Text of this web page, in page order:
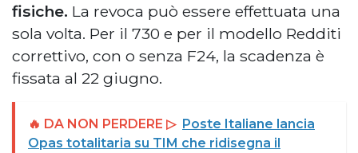
fisiche. La revoca può essere effettuata una
sola volta. Per il 730 e per il modello Redditi
correttivo, con o senza F24, la scadenza è
fissata al 22 giugno.
🔥 DA NON PERDERE ▷ Poste Italiane lancia
Opas totalitaria su TIM che ridisegna il